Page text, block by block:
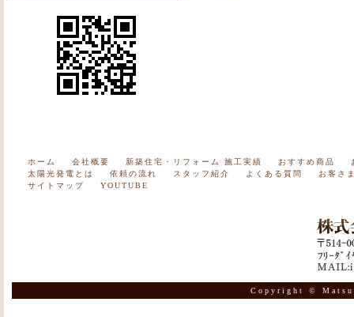
ホーム 会社概要 新築住宅・リフォーム 施工実績 おすすめ商品
太陽光発電とは
依頼の流れ スタッフ紹介 よくある質問
お客さ
サイトマップ
YOUTUBE
Copyright ©